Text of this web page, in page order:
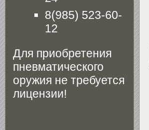
8(985) 523-60-
12
Для приобретения
пневматического
оружия не требуется
лицензии!